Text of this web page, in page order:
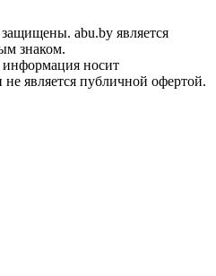
abu.by является
знаком.
информация носит
является публичной офертой.